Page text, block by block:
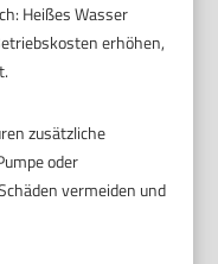
Heißes Wasser
erhöhen,
zusätzliche
oder
vermeiden und